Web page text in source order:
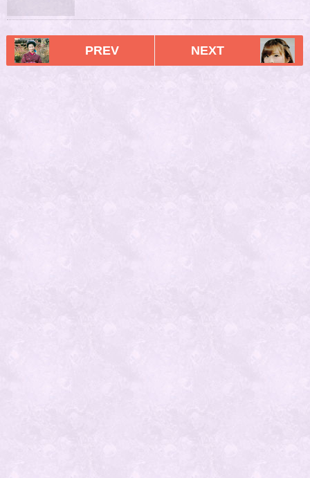
PREV NEXT